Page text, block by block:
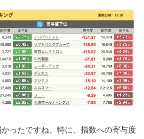
ったですね。特に、指数への寄与度